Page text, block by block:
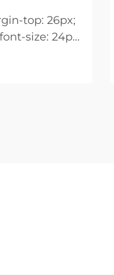
top: 26px;
size: 24px
h3 {